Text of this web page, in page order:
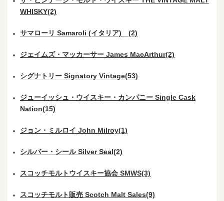
WHISKY(2)
サマローリ Samaroli (イタリア) (2)
ジェイムズ・マッカーサー James MacArthur(2)
シグナトリー Signatory Vintage(53)
ジューイッシュ・ウイスキー・カンパニー Single Cask
Nation(15)
ジョン・ミルロイ John Milroy(1)
シルバー・シール Silver Seal(2)
スコッチモルトウイスキー協会 SMWS(3)
スコッチモルト販売 Scotch Malt Sales(9)